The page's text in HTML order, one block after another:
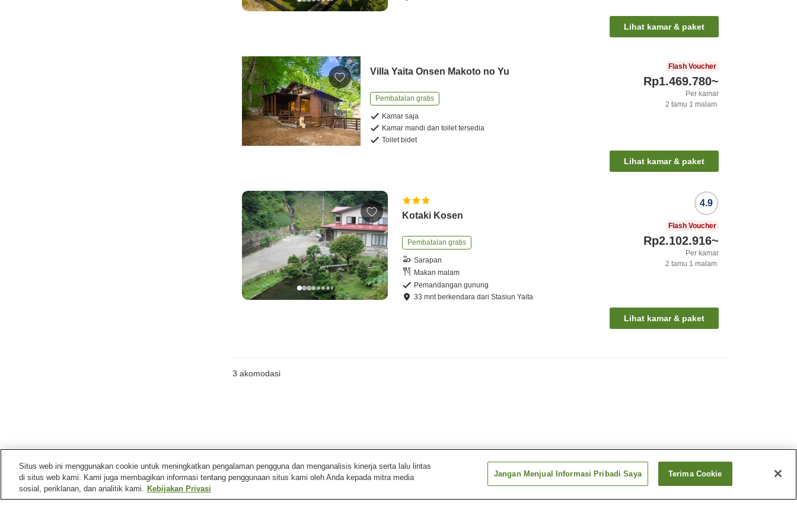
Lihat kamar & paket
Villa Yaita Onsen Makoto no Yu
Pembatalan gratis
Kamar saja
Kamar mandi dan toilet tersedia
Toilet bidet
Flash Voucher
Rp1.469.780~
Per kamar
2 tamu 1 malam
Lihat kamar & paket
Kotaki Kosen
Pembatalan gratis
Sarapan
Makan malam
Pemandangan gunung
33 mntberkendara dariStasiun Yaita
4.9
Flash Voucher
Rp2.102.916~
Per kamar
2 tamu 1 malam
Lihat kamar & paket
3 akomodasi
Kota Yaita
Situs web ini menggunakan cookie untuk meningkatkan pengalaman pengguna dan menganalisis kinerja serta lalu lintas
di situs web kami. Kami juga membagikan informasi tentang penggunaan situs kami oleh Anda kepada mitra media
sosial, periklanan, dan analitik kami. Kebijakan Privasi
Jangan Menjual Informasi Pribadi Saya Terima Cookie